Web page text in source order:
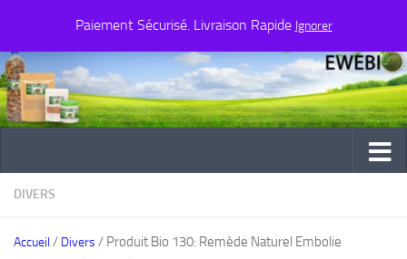
Paiement Sécurisé. Livraison Rapide Ignorer
Au dessous du contenu
DIVERS
Accueil / Divers / Produit Bio 130: Remède Naturel Embolie